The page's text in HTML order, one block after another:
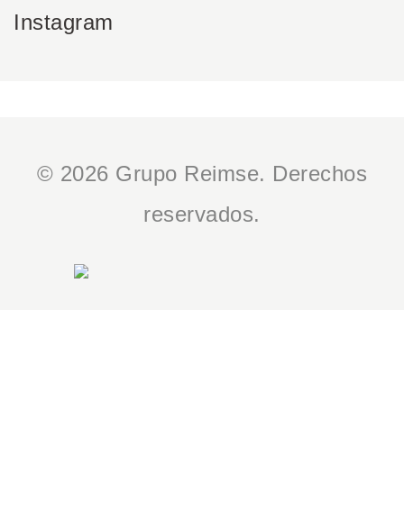
Instagram
© 2026 Grupo Reimse. Derechos
reservados.